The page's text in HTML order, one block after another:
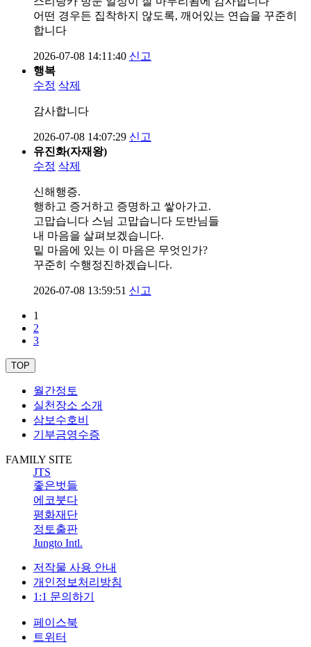
어떤 경우든 집착하지 않도록, 깨어있는 연습을 꾸준히
합니다
2026-07-08 14:11:40 신고
행복
수정 삭제
감사합니다
2026-07-08 14:07:29 신고
유진화(자재왕)
수정 삭제
신해행증.
행하고 증거하고 증명하고 쌓아가고.
고맙습니다 스님 고맙습니다 도반님들
내 마음을 살펴보겠습니다.
밑 마음에 있는 이 마음은 무엇인가?
꾸준히 수행정진하겠습니다.
2026-07-08 13:59:51 신고
1
2
3
TOP
월간정토
실천장소 소개
삼보수호비
기부금영수증
FAMILY SITE
JTS
좋은벗들
에코붓다
평화재단
정토출판
Jungto Intl.
저작물 사용 안내
개인정보처리방침
1:1 문의하기
페이스북
트위터